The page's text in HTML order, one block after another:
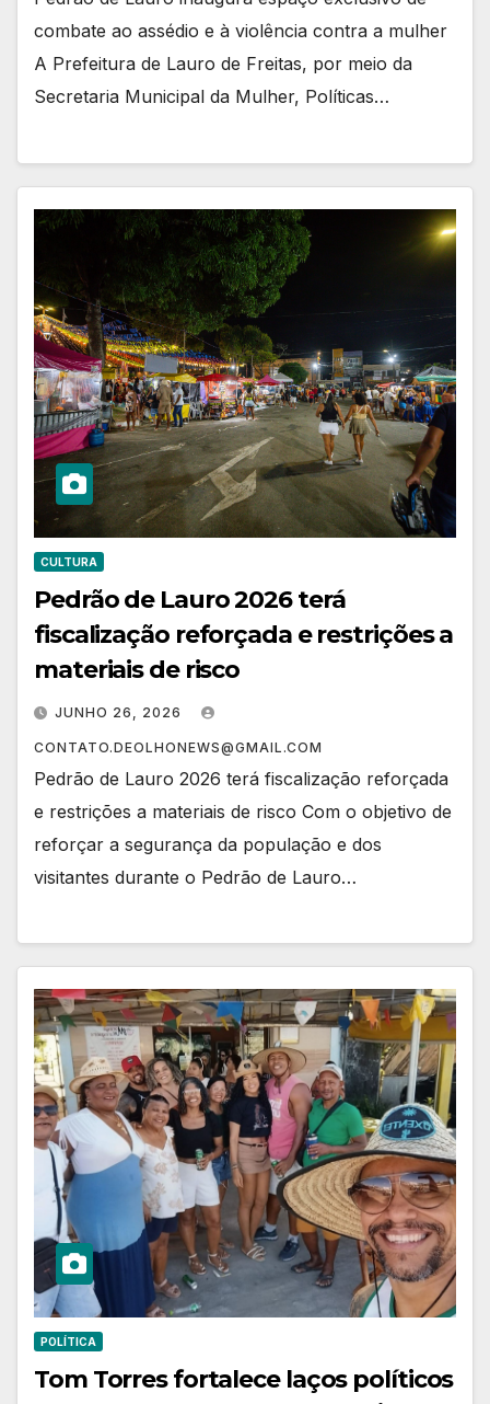
combate ao assédio e à violência contra a mulher
A Prefeitura de Lauro de Freitas, por meio da
Secretaria Municipal da Mulher, Políticas…
CULTURA
Pedrão de Lauro 2026 terá
fiscalização reforçada e restrições a
materiais de risco
JUNHO 26, 2026
CONTATO.DEOLHONEWS@GMAIL.COM
Pedrão de Lauro 2026 terá fiscalização reforçada
e restrições a materiais de risco Com o objetivo de
reforçar a segurança da população e dos
visitantes durante o Pedrão de Lauro…
POLÍTICA
Tom Torres fortalece laços políticos